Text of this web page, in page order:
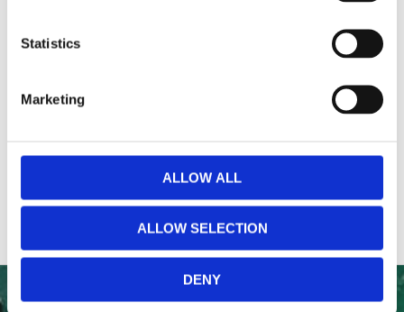
Statistics
Marketing
ALLOW ALL
ALLOW SELECTION
DENY
Paraffinbehandlingar
- Frottéhandskar
Lägg till i favoriter
Skyddshandske PE
transparent 100st